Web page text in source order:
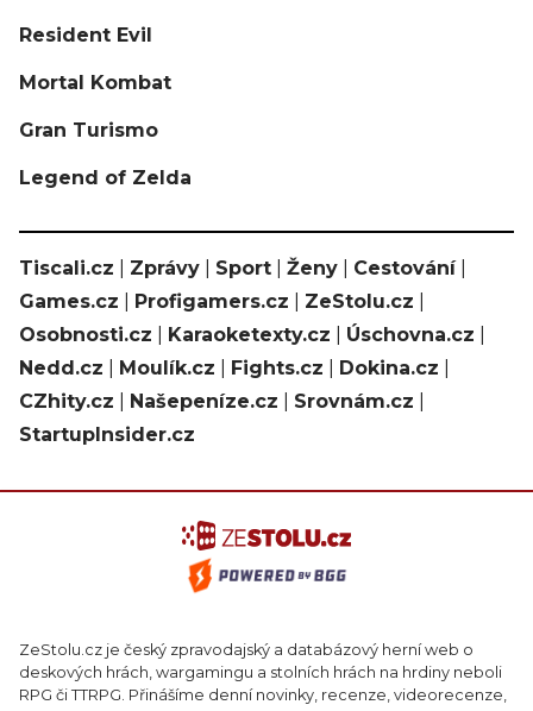
Resident Evil
Mortal Kombat
Gran Turismo
Legend of Zelda
Tiscali.cz Zprávy Sport Ženy Cestování|
Games.cz
Profigamers.cz ZeStolu.cz
Osobnosti.cz
Karaoketexty.cz Úschovna.cz
Nedd.cz
Moulík.cz Fights.cz Dokina.cz
CZhity.cz
Našepeníze.cz Srovnám.cz
StartupInsider.cz
ZeStolu.cz je český zpravodajský a databázový herní web o
deskových hrách, wargamingu a stolních hrách na hrdiny neboli
RPG či TTRPG. Přinášíme denní novinky, recenze, videorecenze,